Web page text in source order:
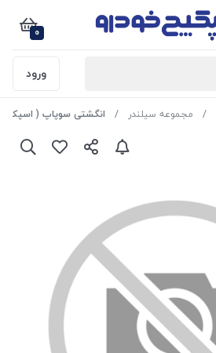
0
ورود
مجموعه سیلندر انگشتی سوپاپ ( اسپک سوپاپ، با بلبرینگ